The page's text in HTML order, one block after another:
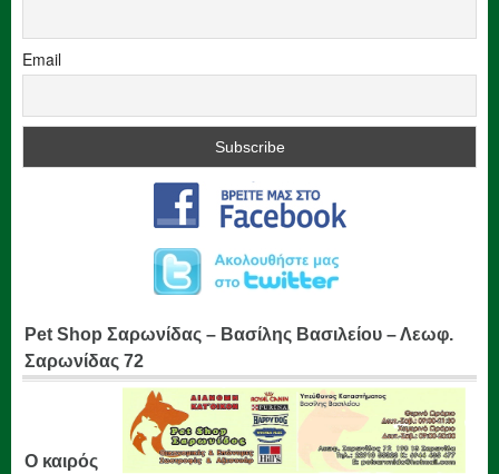
Email
Pet Shop Σαρωνίδας – Βασίλης Βασιλείου – Λεωφ.
Σαρωνίδας 72
Ο καιρός